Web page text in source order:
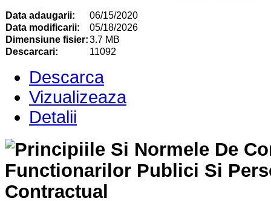
Data adaugarii:
06/15/2020
Data modificarii:
05/18/2026
Dimensiune fisier:3.7 MB
Descarcari:
11092
Descarca
Vizualizeaza
Detalii